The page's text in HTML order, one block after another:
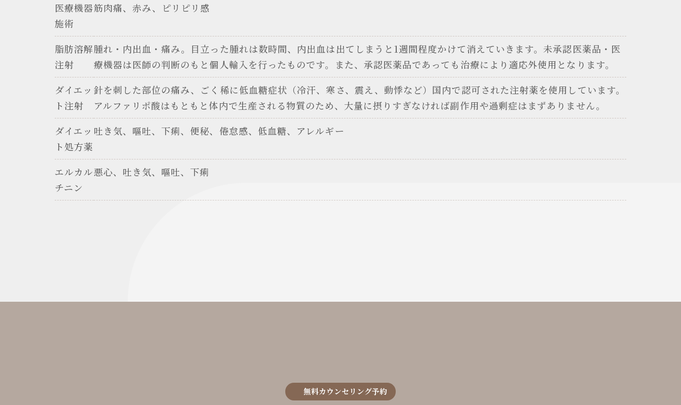
医療機器
施術
筋肉痛、赤み、ピリピリ感
脂肪溶解
注射
腫れ・内出血・痛み。目立った腫れは数時間、内出血は出てしまうと1週間程度かけて消えていきます。未承認医薬品・医
療機器は医師の判断のもと個人輸入を行ったものです。また、承認医薬品であっても治療により適応外使用となります。
ダイエッ
ト注射
針を刺した部位の痛み、ごく稀に低血糖症状（冷汗、寒さ、震え、動悸など）国内で認可された注射薬を使用しています。
アルファリポ酸はもともと体内で生産される物質のため、大量に摂りすぎなければ副作用や過剰症はまずありません。
ダイエッ
ト処方薬
吐き気、嘔吐、下痢、便秘、倦怠感、低血糖、アレルギー
エルカル
チニン
悪心、吐き気、嘔吐、下痢
無料カウンセリング予約